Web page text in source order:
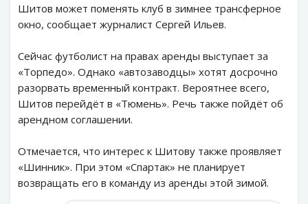
Шитов может поменять клуб в зимнее трансферное
окно, сообщает журналист Сергей Ильев.
Сейчас футболист на правах аренды выступает за
«Торпедо». Однако «автозаводцы» хотят досрочно
разорвать временный контракт. Вероятнее всего,
Шитов перейдёт в «Тюмень». Речь также пойдёт об
арендном соглашении.
Отмечается, что интерес к Шитову также проявляет
«Шинник». При этом «Спартак» не планирует
возвращать его в команду из аренды этой зимой.